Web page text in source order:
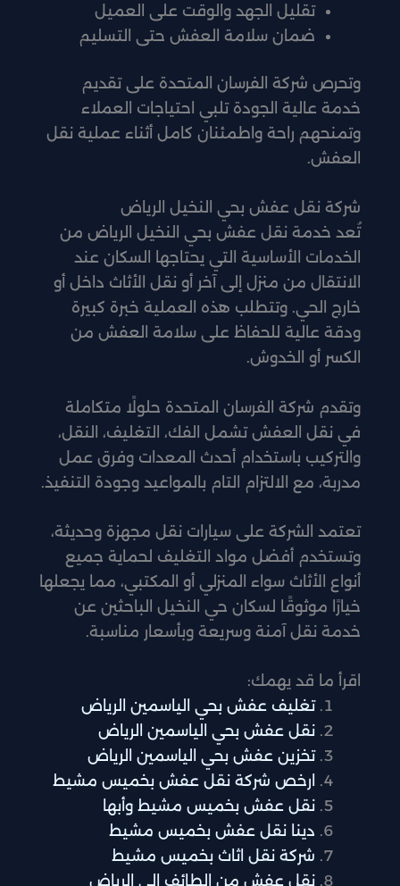
تقليل الجهد والوقت على العميل
ضمان سلامة العفش حتى التسليم
وتحرص شركة الفرسان المتحدة على تقديم
خدمة عالية الجودة تلبي احتياجات العملاء
وتمنحهم راحة واطمئنان كامل أثناء عملية نقل
العفش.
شركة نقل عفش بحي النخيل الرياض
تُعد خدمة نقل عفش بحي النخيل الرياض من
الخدمات الأساسية التي يحتاجها السكان عند
الانتقال من منزل إلى آخر أو نقل الأثاث داخل أو
خارج الحي. وتتطلب هذه العملية خبرة كبيرة
ودقة عالية للحفاظ على سلامة العفش من
الكسر أو الخدوش.
وتقدم شركة الفرسان المتحدة حلولًا متكاملة
في نقل العفش تشمل الفك، التغليف، النقل،
والتركيب باستخدام أحدث المعدات وفرق عمل
مدربة، مع الالتزام التام بالمواعيد وجودة التنفيذ.
تعتمد الشركة على سيارات نقل مجهزة وحديثة،
وتستخدم أفضل مواد التغليف لحماية جميع
أنواع الأثاث سواء المنزلي أو المكتبي، مما يجعلها
خيارًا موثوقًا لسكان حي النخيل الباحثين عن
خدمة نقل آمنة وسريعة وبأسعار مناسبة.
اقرأ ما قد يهمك:
تغليف عفش بحي الياسمين الرياض
نقل عفش بحي الياسمين الرياض
تخزين عفش بحي الياسمين الرياض
ارخص شركة نقل عفش بخميس مشيط
نقل عفش بخميس مشيط وأبها
دينا نقل عفش بخميس مشيط
شركة نقل اثاث بخميس مشيط
نقل عفش من الطائف الى الرياض